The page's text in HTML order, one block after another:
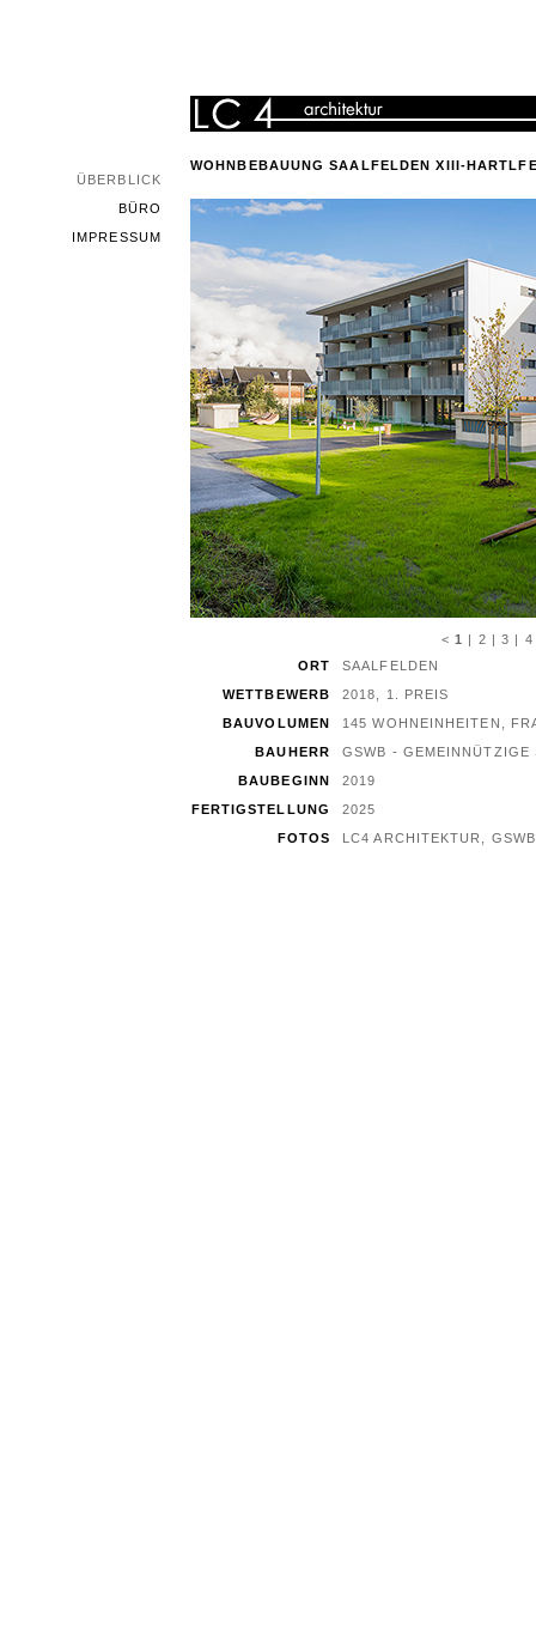
ÜBERBLICK
BÜRO
IMPRESSUM
WOHNBEBAUUNG SAALFELDEN XIII-
< 1 | 2 |3 | 4
ORT
WETTBEWERB
BAUVOLUMEN
BAUHERR
BAUBEGINN
FERTIGSTELLUNG
FOTOS
SAALFELDEN
2018, 1. PREIS
145 WOHNEINHEITEN,
GSWB - GEMEINNÜTZIGE
2019
2025
LC4 ARCHITEKTUR,